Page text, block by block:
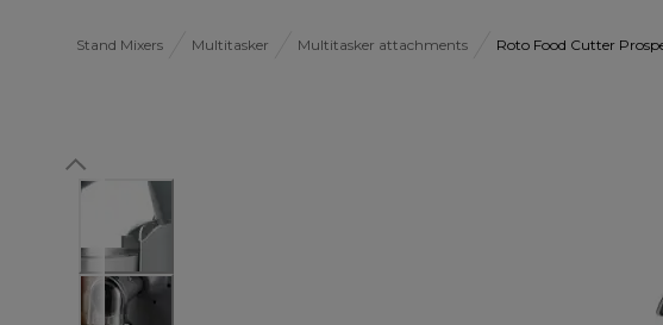
Stand Mixers Multitasker Multitasker attachments Roto Food Cutter